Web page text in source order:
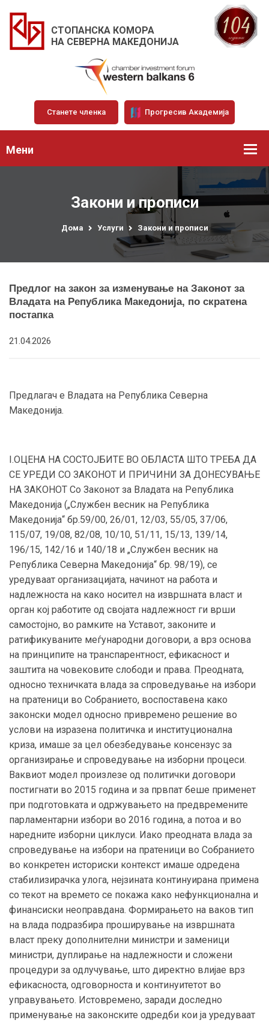
СТОПАНСКА КОМОРА
НА СЕВЕРНА МАКЕДОНИЈА
Станете членка Прогресив Академија
Мени
Закони и прописи
Дома Услуги Закони и прописи
Предлог на закон за изменување на Законот за
Владата на Република Македонија, по скратена
постапка
21.04.2026
Предлагач е Владата на Република Северна
Македонија.
I.ОЦЕНА НА СОСТОЈБИТЕ ВО ОБЛАСТА ШТО ТРЕБА ДА
СЕ УРЕДИ СО ЗАКОНОТ И ПРИЧИНИ ЗА ДОНЕСУВАЊЕ
НА ЗАКОНОТ Со Законот за Владата на Република
Македонија („Службен весник на Република
Македонија“ бр.59/00, 26/01, 12/03, 55/05, 37/06,
115/07, 19/08, 82/08, 10/10, 51/11, 15/13, 139/14,
196/15, 142/16 и 140/18 и „Службен весник на
Република Северна Македонија“ бр. 98/19), се
уредуваат организацијата, начинот на работа и
надлежноста на како носител на извршната власт и
орган кој работите од својата надлежност ги врши
самостојно, во рамките на Уставот, законите и
ратификуваните меѓународни договори, а врз основа
на принципите на транспарентност, ефикасност и
заштита на човековите слободи и права. Преодната,
односно техничката влада за спроведување на избори
на пратеници во Собранието, воспоставена како
законски модел односно привремено решение во
услови на изразена политичка и институционална
криза, имаше за цел обезбедување консензус за
организирање и спроведување на изборни процеси.
Ваквиот модел произлезе од политички договори
постигнати во 2015 година и за првпат беше применет
при подготовката и одржувањето на предвремените
парламентарни избори во 2016 година, а потоа и во
наредните изборни циклуси. Иако преодната влада за
спроведување на избори на пратеници во Собранието
во конкретен историски контекст имаше одредена
стабилизирачка улога, нејзината континуирана примена
со текот на времето се покажа како нефункционална и
финансиски неоправдана. Формирањето на ваков тип
на влада подразбира проширување на извршната
власт преку дополнителни министри и заменици
министри, дуплирање на надлежности и сложени
процедури за одлучување, што директно влијае врз
ефикасноста, одговорноста и континуитетот во
управувањето. Истовремено, заради доследно
применување на законските одредби кои ја уредуваат